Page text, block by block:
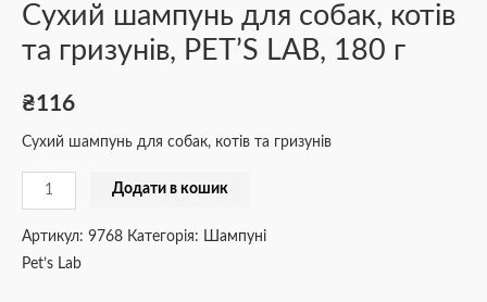
Сухий шампунь для собак, котів
та гризунів, PET’S LAB, 180 г
₴116
Сухий шампунь для собак, котів та гризунів
LAB,
180
кількість
Додати в кошик
Артикул: 9768 Категорія: Шампуні
Pet’s Lab